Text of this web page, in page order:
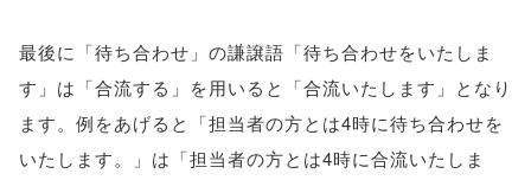
最後に「待ち合わせ」の謙譲語「待ち合わせをいたしま
す」は「合流する」を用いると「合流いたします」となり
ます。例をあげると「担当者の方とは4時に待ち合わせを
いたします。」は「担当者の方とは4時に合流いたしま